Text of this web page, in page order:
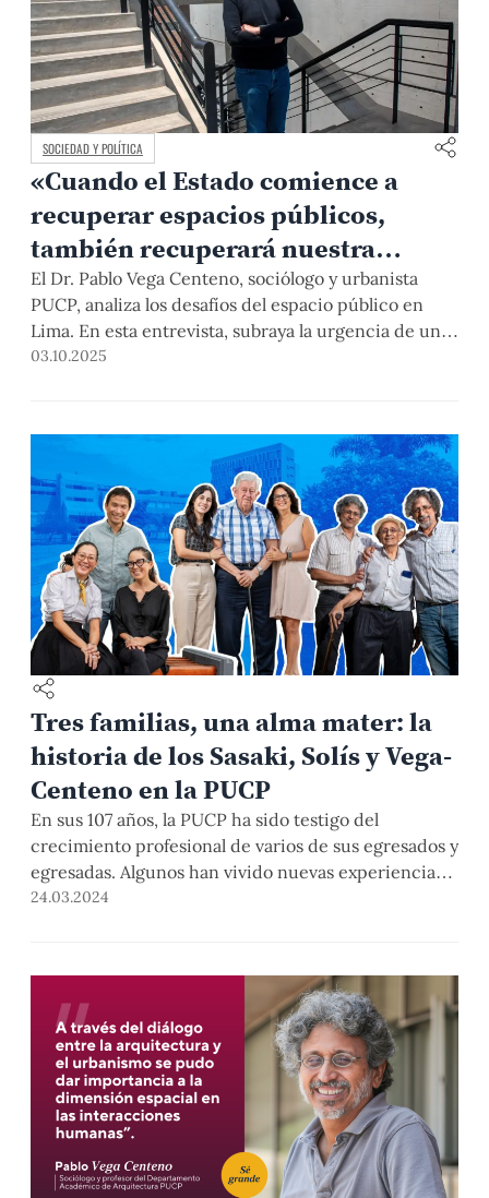
SOCIEDAD Y POLÍTICA
«Cuando el Estado comience a
recuperar espacios públicos,
también recuperará nuestra
confianza»
El Dr. Pablo Vega Centeno, sociólogo y urbanista
PUCP, analiza los desafíos del espacio público en
Lima. En esta entrevista, subraya la urgencia de una
gestión metropolitana integrada, inversiones de
03.10.2025
Tres familias, una alma mater: la
historia de los Sasaki, Solís y Vega-
Centeno en la PUCP
En sus 107 años, la PUCP ha sido testigo del
crecimiento profesional de varios de sus egresados y
egresadas. Algunos han vivido nuevas experiencias
fuera del país y de la Universidad, pero han
nuevas generaciones. Entre ellos destacan los
miembros de las familias Solís, Vega-Centeno y
Sasaki, quienes comparten un profundo amor por
esta casa de estudios.
24.03.2024